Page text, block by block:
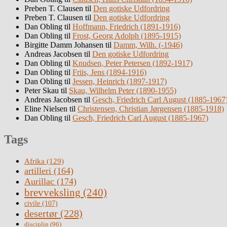
Preben T. Clausen til Den gotiske Udfordring
Preben T. Clausen til Den gotiske Udfordring
Dan Obling til Hoffmann, Friedrich (1891-1916)
Dan Obling til Frost, Georg Adolph (1895-1915)
Birgitte Damm Johansen til Damm, Wilh. (-1946)
Andreas Jacobsen til Den gotiske Udfordring
Dan Obling til Knudsen, Peter Petersen (1892-1917)
Dan Obling til Friis, Jens (1894-1916)
Dan Obling til Jessen, Heinrich (1897-1917)
Peter Skau til Skau, Wilhelm Peter (1890-1955)
Andreas Jacobsen til Gesch, Friedrich Carl August (1885-
Eline Nielsen til Christensen, Christian Jørgensen (1885-1918)
Dan Obling til Gesch, Friedrich Carl August (1885-1967)
Tags
Afrika (129)
artilleri (164)
Aurillac (174)
brevveksling (240)
civile (107)
desertør (228)
disciplin (96)